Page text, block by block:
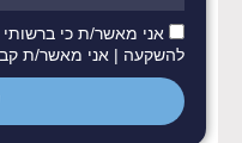
להשקעה | אני מאשר/ת